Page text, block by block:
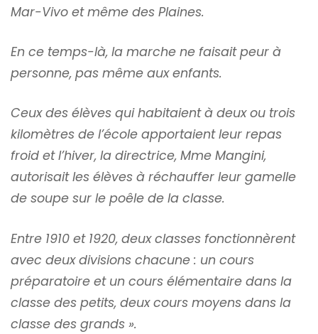
Mar-Vivo et même des Plaines.
En ce temps-là, la marche ne faisait peur à
personne, pas même aux enfants.
Ceux des élèves qui habitaient à deux ou trois
kilomètres de l’école apportaient leur repas
froid et l’hiver, la directrice, Mme Mangini,
autorisait les élèves à réchauffer leur gamelle
de soupe sur le poêle de la classe.
Entre 1910 et 1920, deux classes fonctionnèrent
avec deux divisions chacune : un cours
préparatoire et un cours élémentaire dans la
classe des petits, deux cours moyens dans la
classe des grands ».